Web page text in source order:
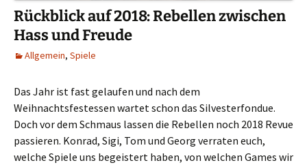
Rückblick auf 2018: Rebellen zwischen
Hass und Freude
Allgemein, Spiele
Das Jahr ist fast gelaufen und nach dem
Weihnachtsfestessen wartet schon das Silvesterfondue.
Doch vor dem Schmaus lassen die Rebellen noch 2018 Revue
passieren. Konrad, Sigi, Tom und Georg verraten euch,
welche Spiele uns begeistert haben, von welchen Games wir